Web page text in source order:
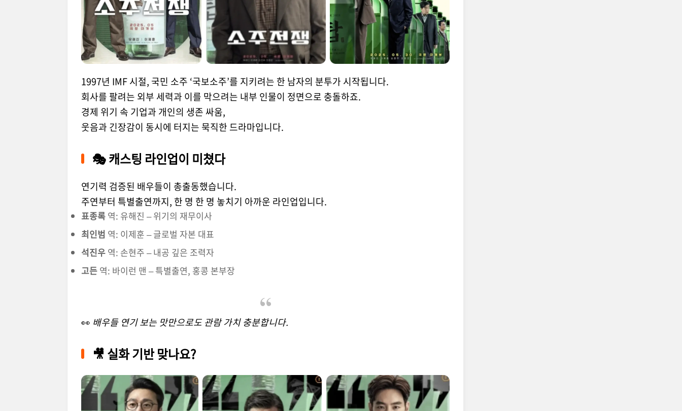
1997년 IMF 시절, 국민 소주 ‘국보소주’를 지키려는 한 남자의 분투가 시작됩니다.
회사를 팔려는 외부 세력과 이를 막으려는 내부 인물이 정면으로 충돌하죠.
경제 위기 속 기업과 개인의 생존 싸움,
웃음과 긴장감이 동시에 터지는 묵직한 드라마입니다.
🎭 캐스팅 라인업이 미쳤다
연기력 검증된 배우들이 총출동했습니다.
주연부터 특별출연까지, 한 명 한 명 놓치기 아까운 라인업입니다.
표종록 역: 유해진 – 위기의 재무이사
최인범 역: 이제훈 – 글로벌 자본 대표
석진우 역: 손현주 – 내공 깊은 조력자
고든 역: 바이런 맨 – 특별출연, 홍콩 본부장
👀 배우들 연기 보는 맛만으로도 관람 가치 충분합니다.
🎥 실화 기반 맞나요?